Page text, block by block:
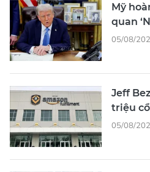
Mỹ
quan
05/08/
Jeff
triệu
05/08/